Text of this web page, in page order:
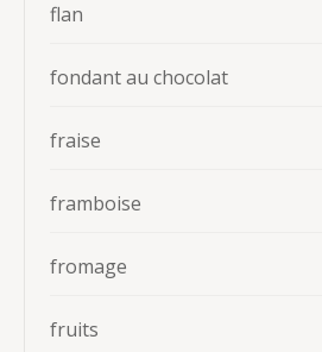
flan
fondant au chocolat
fraise
framboise
fromage
fruits